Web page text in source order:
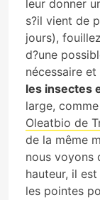
leur donner
s?il vient de
jours),
d?une
nécessaire
les insectes
large,
Oleatbio de
de la même
nous voyons
hauteur, il
les pointes